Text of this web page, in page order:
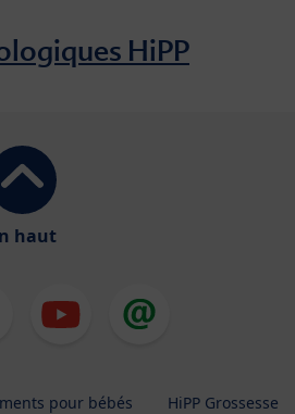
HiPP
haut
pour bébés HiPP Grossesse